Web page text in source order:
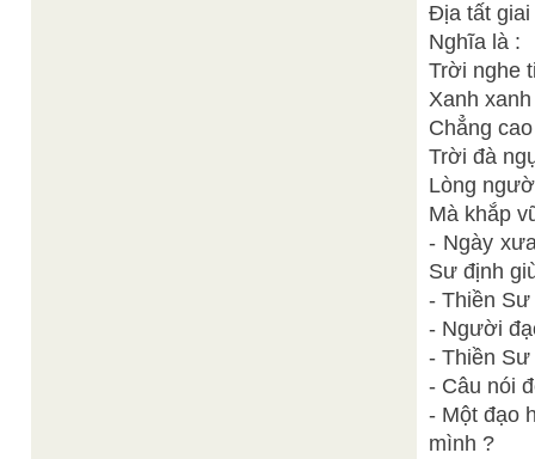
Địa tất giai
Nghĩa là :
Trời nghe
Xanh
Chẳng
Trời đà
Lòng
Mà khắp
- Ngày
Sư định
- Thiền
- Người
- Thiền
- Câu nói
- Một đạo
mình ?